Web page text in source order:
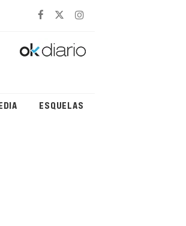
ESQUELAS